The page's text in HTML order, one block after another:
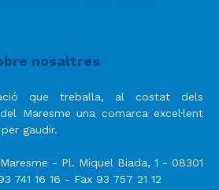
nosaltres
que treballa, al costat dels
Maresme una comarca excel·lent
gaudir.
- Pl. Miquel Biada, 1 - 08301
741 16 16 - Fax 93 757 21 12